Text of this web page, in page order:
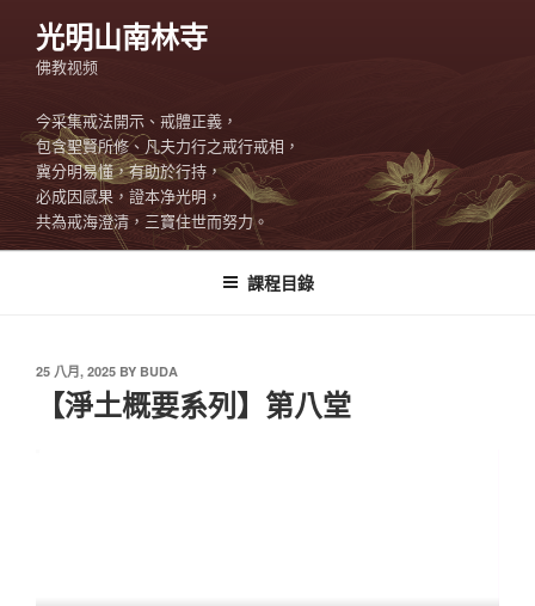
content
光明山南林寺
佛教视频
今采集戒法開示、戒體正義，
包含聖賢所修、凡夫力行之戒行戒相，
冀分明易懂，有助於行持，
必成因感果，證本净光明，
共為戒海澄清，三寶住世而努力。
課程目錄
POSTED
25 八月, 2025 BY BUDA
【淨土概要系列】第八堂